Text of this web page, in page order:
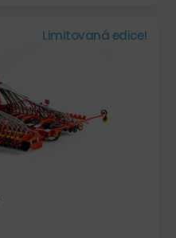
Limitovaná edice!